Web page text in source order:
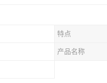
特点
产品名称